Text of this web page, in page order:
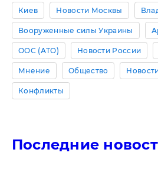
Киев Новости Москвы
Вооруженные силы Украины
ООС (АТО) Новости России
Мнение Общество
Конфликты
Последние